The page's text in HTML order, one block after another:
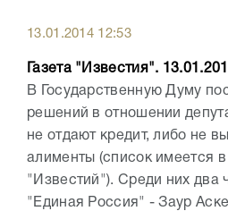
13.01.2014 12:53
Газета "Известия".
В Государственную Думу
решений в отношении
не отдают кредит, либо не
алименты (список имеется
"Известий"). Среди них два
"Единая Россия" - Заур